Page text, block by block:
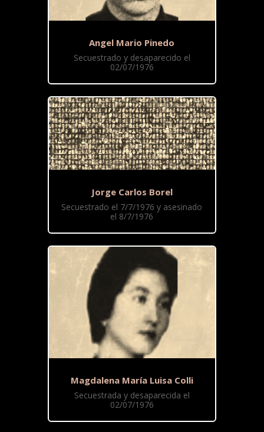
Angel Mario Pinedo
Secuestrado y desaparecido el
02/07/1976
Jorge Carlos Borel
Secuestrado el 7/7/1976 y asesinado
el 8/7/1976
Magdalena María Luisa Colli
Secuestrada y desaparecida el
02/07/1976